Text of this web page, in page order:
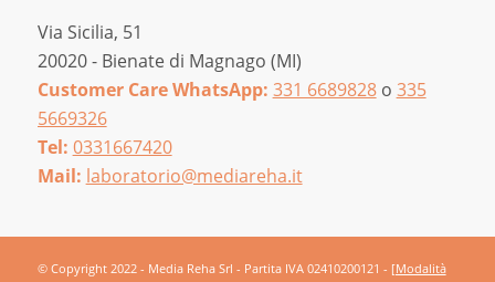
Via Sicilia, 51
20020 - Bienate di Magnago (MI)
Customer Care WhatsApp: 331 6689828o 335
5669326
Tel: 0331667420
Mail: laboratorio@mediareha.it
© Copyright 2022 - Media Reha Srl - Partita IVA 02410200121 - [Modalità